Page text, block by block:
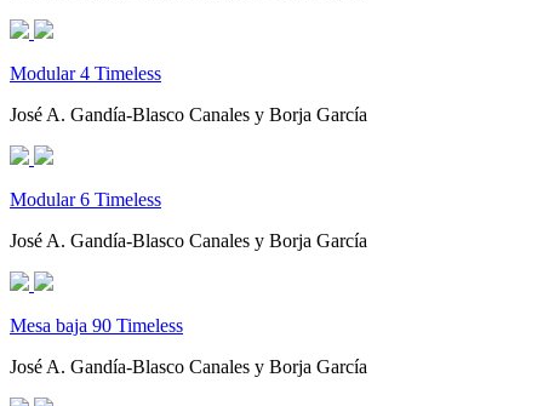
Modular 4 Timeless
José A. Gandía-Blasco Canales y Borja García
Modular 6 Timeless
José A. Gandía-Blasco Canales y Borja García
Mesa baja 90 Timeless
José A. Gandía-Blasco Canales y Borja García